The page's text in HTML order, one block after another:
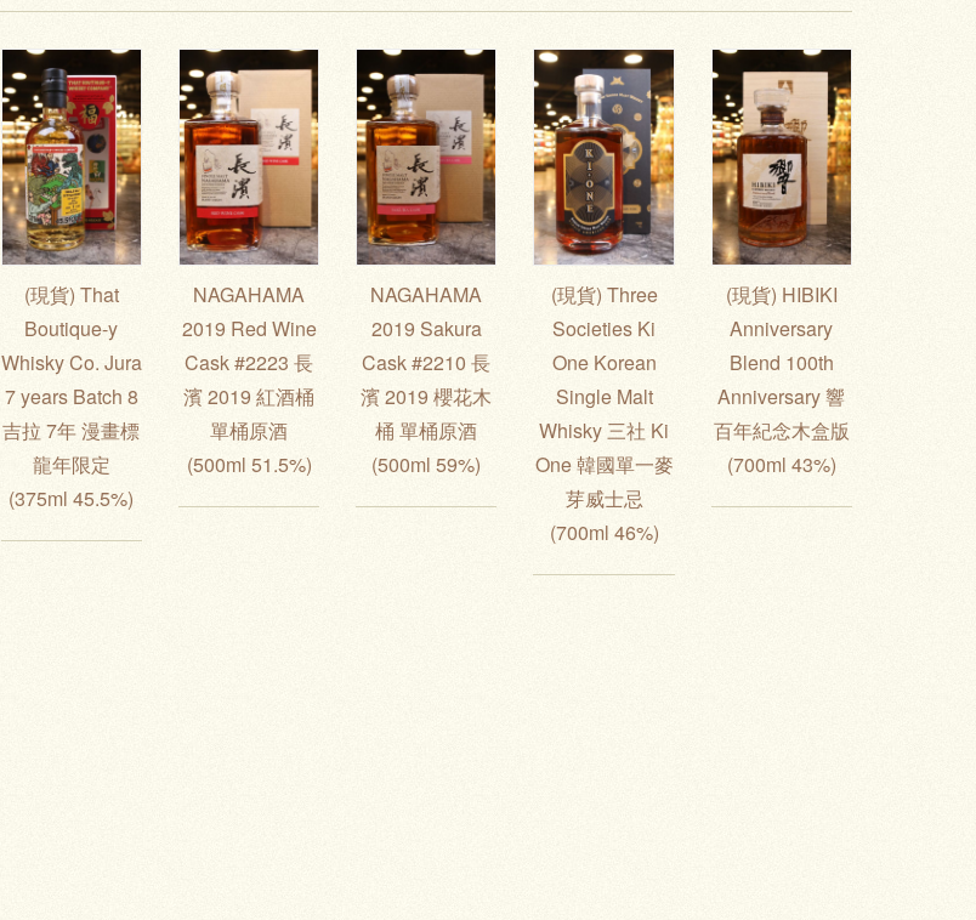
(現貨) That
Boutique-y
Whisky Co. Jura
7 years Batch 8
吉拉 7年 漫畫標
龍年限定
(375ml 45.5%)
NAGAHAMA
2019 Red Wine
Cask #2223 長
濱 2019 紅酒桶
單桶原酒
(500ml 51.5%)
NAGAHAMA
2019 Sakura
Cask #2210 長
濱 2019 櫻花木
桶 單桶原酒
(500ml 59%)
(現貨) Three
Societies Ki
One Korean
Single Malt
Whisky 三社 Ki
One 韓國單一麥
芽威士忌
(700ml 46%)
(現貨) HIBIKI
Anniversary
Blend 100th
Anniversary 響
百年紀念木盒版
(700ml 43%)